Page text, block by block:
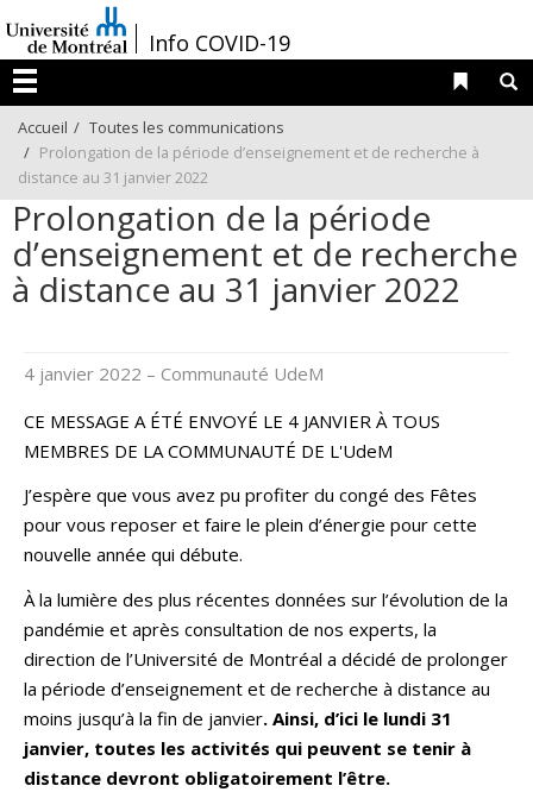
au
contenu
/Info COVID-19
Menu
Liens
Accueil
Toutes les communications
Prolongation de la période d’enseignement et de recherche à
distance au 31 janvier 2022
Prolongation de la période
d’enseignement et de recherche
à distance au 31 janvier 2022
4 janvier 2022 – Communauté UdeM
CE MESSAGE A ÉTÉ ENVOYÉ LE 4 JANVIER À TOUS
MEMBRES DE LA COMMUNAUTÉ DE L'UdeM
J’espère que vous avez pu profiter du congé des Fêtes
pour vous reposer et faire le plein d’énergie pour cette
nouvelle année qui débute.
À la lumière des plus récentes données sur l’évolution de la
pandémie et après consultation de nos experts, la
direction de l’Université de Montréal a décidé de prolonger
la période d’enseignement et de recherche à distance au
moins jusqu’à la fin de janvier. Ainsi, d’ici le lundi 31
janvier, toutes les activités qui peuvent se tenir à
distance devront obligatoirement l’être.